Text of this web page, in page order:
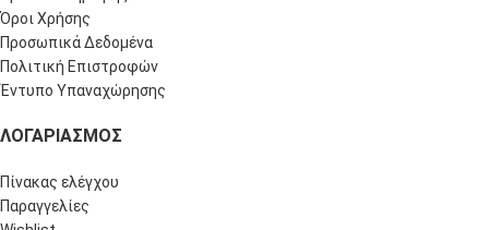
Όροι Χρήσης
Προσωπικά Δεδομένα
Πολιτική Επιστροφών
Έντυπο Υπαναχώρησης
ΛΟΓΑΡΙΑΣΜΌΣ
Πίνακας ελέγχου
Παραγγελίες